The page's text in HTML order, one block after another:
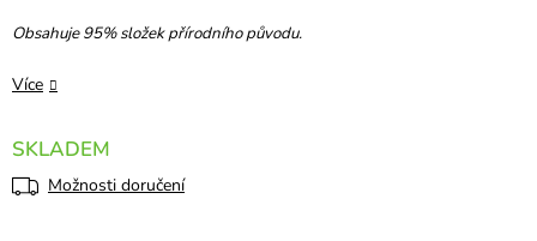
Obsahuje 95% složek přírodního původu.
Více
SKLADEM
Možnosti doručení